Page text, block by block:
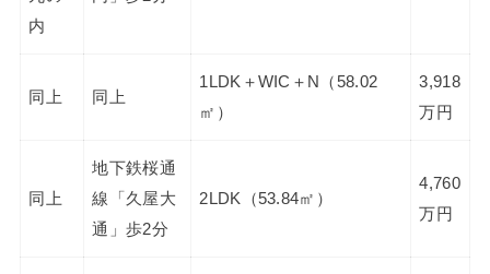
内
同上 同上
1LDK＋WIC＋N（58.02
㎡）
3,918
万円
同上
地下鉄桜通
線「久屋大
通」歩2分
2LDK（53.84㎡）
4,760
万円